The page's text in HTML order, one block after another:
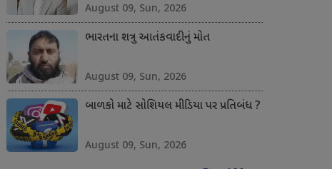
August 09, Sun, 2026
ભારતના શત્રુ આતંકવાદીનું મોત
August 09, Sun, 2026
બાળકો માટે સોશિયલ મીડિયા પર પ્રતિબંધ ?
August 09, Sun, 2026